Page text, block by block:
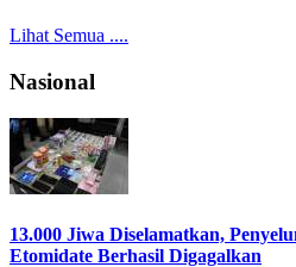
Lihat Semua ....
Nasional
13.000 Jiwa Diselamatkan,
Etomidate Berhasil Digagalkan